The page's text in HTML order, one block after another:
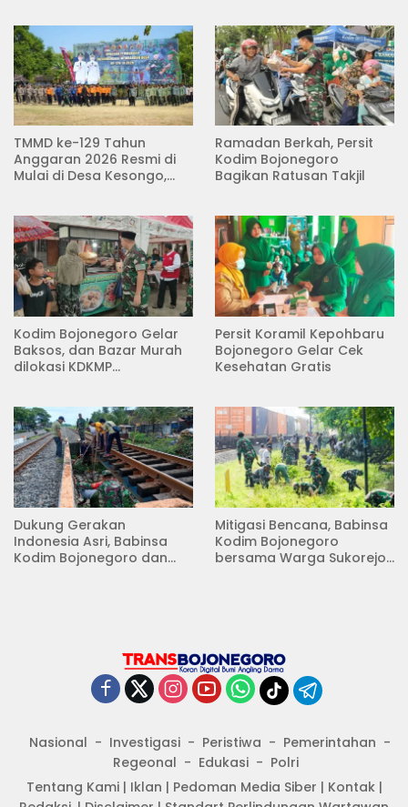
TMMD ke-129 Tahun
Anggaran 2026 Resmi di
Mulai di Desa Kesongo,
Ramadan Berkah, Persit
Kodim Bojonegoro
Bagikan Ratusan Takjil
Kodim Bojonegoro Gelar
Baksos, dan Bazar Murah
dilokasi KDKMP
Persit Koramil Kepohbaru
Bojonegoro Gelar Cek
Kesehatan Gratis
Dukung Gerakan
Indonesia Asri, Babinsa
Kodim Bojonegoro dan
Mitigasi Bencana, Babinsa
Kodim Bojonegoro
bersama Warga Sukorejo
Nasional Investigasi Peristiwa
Pemerintahan
Regeonal
Edukasi
Polri
Tentang Kami| Iklan | Pedoman Media Siber | Kontak|